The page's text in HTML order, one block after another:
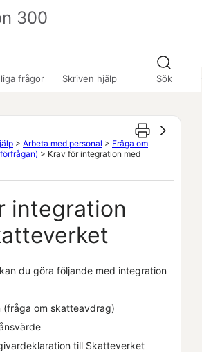
frågor Skriven hjälp Sök
300
> Arbeta med personal > Fråga om
> Krav för integration med
integration
kan du göra följande med integration
(fråga om skatteavdrag)
till Skatteverket